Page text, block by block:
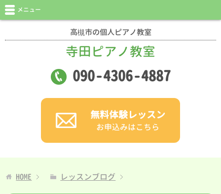
高槻市の個人ピアノ教室
寺田ピアノ教室
090-4306-4887
無料体験レッスン
お申込みはこちら
メニュー
HOME レッスンブログ